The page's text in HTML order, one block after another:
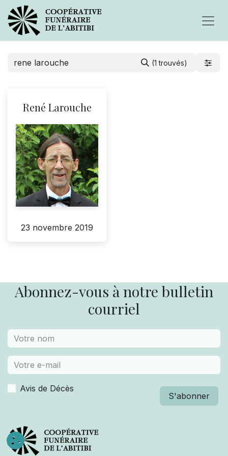
(1 trouvés)
René Larouche
23 novembre 2019
Abonnez-vous à notre bulletin
courriel
Avis de Décès
S'abonner